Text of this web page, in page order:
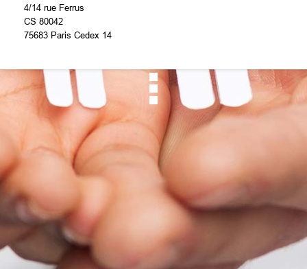
4/14 rue Ferrus
CS 80042
75683 Paris Cedex 14